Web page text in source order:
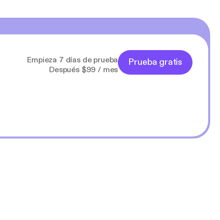
Empieza 7 días de prueba
Después $99 / mes
Prueba gratis